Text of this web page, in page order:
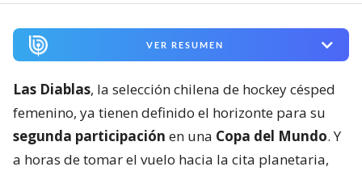
VER RESUMEN
Las Diablas, la selección chilena de hockey césped
femenino, ya tienen definido el horizonte para su
segunda participación en una Copa del Mundo. Y
a horas de tomar el vuelo hacia la cita planetaria,